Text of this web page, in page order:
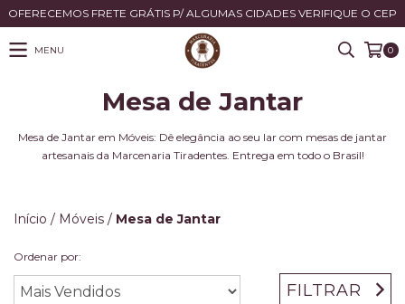
OFERECEMOS FRETE GRÁTIS P/ ALGUMAS CIDADES VERIFIQUE O CEP
MENU 0
Mesa de Jantar
Mesa de Jantar em Móveis: Dê elegância ao seu lar com mesas de jantar
artesanais da Marcenaria Tiradentes. Entrega em todo o Brasil!
Início / Móveis / Mesa de Jantar
Ordenar por:
FILTRAR